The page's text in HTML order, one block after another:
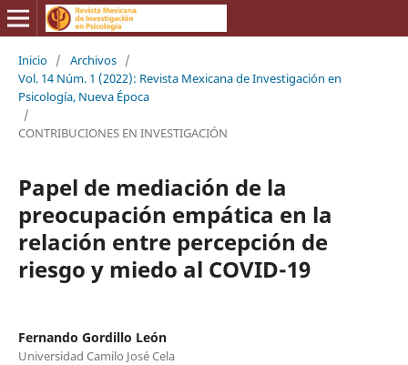
Inicio / Archivos /
Vol. 14 Núm. 1 (2022): Revista Mexicana de Investigación en
Psicología, Nueva Época
/
CONTRIBUCIONES EN INVESTIGACIÓN
Papel de mediación de la
preocupación empática en la
relación entre percepción de
riesgo y miedo al COVID-19
Fernando Gordillo León
Universidad Camilo José Cela